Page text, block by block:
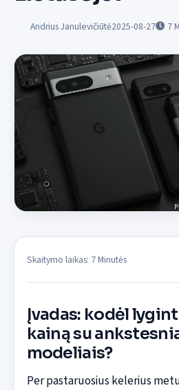
Andrius Janulevičiūtė2025-08-27 7
Skaitymo laikas: 7 Minutės
Įvadas: kodėl
kainą su
modeliais?
Per pastaruosius kelerius